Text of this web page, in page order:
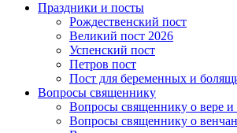
Праздники и посты
Рождественский пост
Великий пост 2026
Успенский пост
Петров пост
Пост для беременных и
Вопросы священнику
Вопросы священнику о вере и
Вопросы священнику о